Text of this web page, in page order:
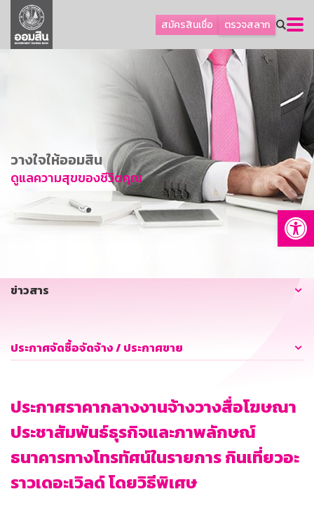
สมัครสินเชื่อ ตรวจสลาก
ลูกค้าธุรกิจ
ลูกค้าผู้ประกอบรายย่อย
การพัฒนาที่ยั่งยืน
ข่าวสาร
บริการทางการเงิน
อื่นๆ
วางใจให้ออมสิน
ดูแลความสุขของชีวิตคุณ
ข่าวสาร
ประกาศจัดซื้อจัดจ้าง / ประกาศขาย
ประกาศราคากลางงานจ้างวางสื่อโฆษณา
ประชาสัมพันธ์ธุรกิจและภาพลักษณ์
ธนาคารทางโทรทัศน์ในรายการ กินเที่ยวอะ
ราวเดอะเวิลด์ โดยวิธีพิเศษ